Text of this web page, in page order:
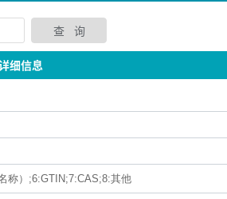
细信息
称）;6:GTIN;7:CAS;8:其他